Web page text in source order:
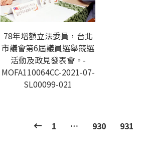
78年增額立法委員，台北
市議會第6屆議員選舉競選
活動及政見發表會。-
MOFA110064CC-2021-07-
SL00099-021
1 … 930 931